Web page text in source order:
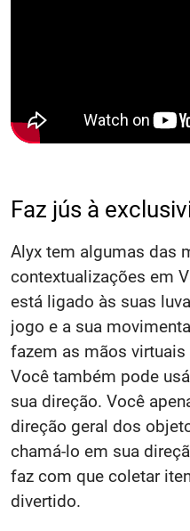
Faz jús à
Alyx tem algumas das
contextualizações em
está ligado às suas
jogo e a sua
fazem as mãos
Você também pode
sua direção. Você
direção geral dos
chamá-lo em sua
faz com que coletar
divertido.